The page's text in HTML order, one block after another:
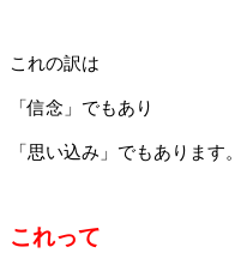
これの訳は
「信念」でもあり
「思い込み」でもあります。
これって